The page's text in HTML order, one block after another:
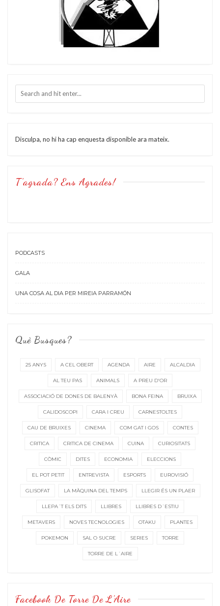
Disculpa, no hi ha cap enquesta disponible ara mateix.
T’agrada? Ens Agrades!
PODCASTS
GALA
UNA COSA AL DIA PER MIREIA PARRAMÓN
Què Busques?
25 ANYS A CEL OBERT AGENDA AIRE ALCALDIA
AL TEU PAS ANIMALS A PREU D'OR
ASSOCIACIÓ DE DONES DE BALENYÀ BONA FEINA BRUIXA
CALIDOSCOPI CARA I CREU CARNESTOLTES
CAU DE BRUIXES CINEMA COM GAT I GOS CONTES
CRITICA CRITICA DE CINEMA CUINA CURIOSITATS
CÒMIC DITES ECONOMIA ELECCIONS
EL POT PETIT ENTREVISTA ESPORTS EUROVISIÓ
GLISOFAT LA MÀQUINA DEL TEMPS LLEGIR ÉS UN PLAER
LLEPA´T ELS DITS LLIBRES LLIBRES D´ESTIU
METAVERS NOVES TECNOLOGIES OTAKU PLANTES
POKEMON SAL O SUCRE SERIES TORRE
TORRE DE L´AIRE
Facebook De Torre De L’Aire